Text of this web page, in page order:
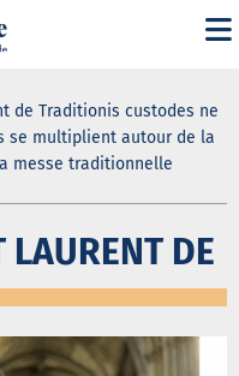
de Traditionis custodes ne
se multiplient autour de la
messe traditionnelle
DE